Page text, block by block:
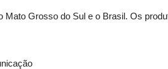
Mato Grosso do Sul e o Brasil. Os